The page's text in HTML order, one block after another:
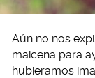
Aún no nos
maicena para
hubieramos